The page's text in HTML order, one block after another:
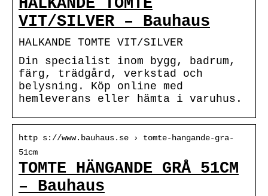
VIT/SILVER – Bauhaus
HALKANDE TOMTE VIT/SILVER
Din specialist inom bygg, badrum,
färg, trädgård, verkstad och
belysning. Köp online med
hemleverans eller hämta i varuhus.
http s://www.bauhaus.se › tomte-hangande-gra-
51cm
TOMTE HÄNGANDE GRÅ 51CM
– Bauhaus